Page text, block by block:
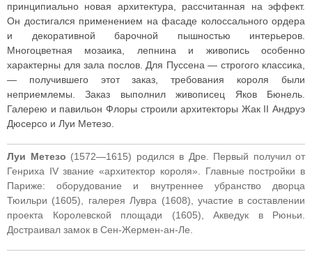
принципиально новая архитектура, рассчитанная на эффект.
Он достигался применением на фасаде колоссального ордера
и декоративной барочной пышностью интерьеров.
Многоцветная мозаика, лепнина и живопись особенно
характерны для зала послов. Для Пуссена — строгого классика,
— получившего этот заказ, требования короля были
неприемлемы. Заказ выполнил живописец Яков Бюнель.
Галерею и павильон Флоры строили архитекторы Жак II Андруэ
Дюсерсо и Луи Метезо.
Луи Метезо (1572—1615) родился в Дре. Первый получил от
Генриха IV звание «архитектор короля». Главные постройки в
Париже: оборудование и внутреннее убранство дворца
Тюильри (1605), галерея Лувра (1608), участие в составлении
проекта Королевской площади (1605), Акведук в Рюньи.
Достраивал замок в Сен-Жермен-ан-Ле.